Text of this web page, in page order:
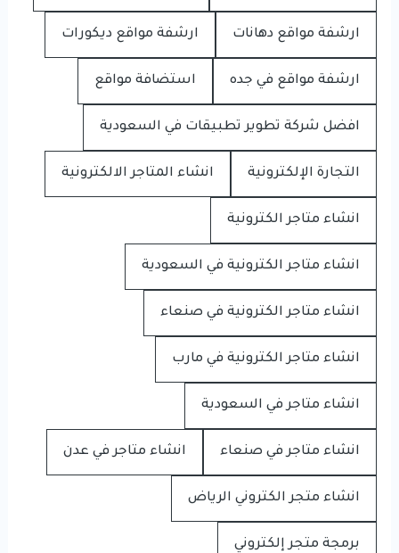
ارشفة مواقع دهانات ارشفة مواقع ديكورات
ارشفة مواقع في جده استضافة مواقع
افضل شركة تطوير تطبيقات في السعودية
التجارة الإلكترونية انشاء المتاجر الالكترونية
انشاء متاجر الكترونية
انشاء متاجر الكترونية في السعودية
انشاء متاجر الكترونية في صنعاء
انشاء متاجر الكترونية في مارب
انشاء متاجر في السعودية
انشاء متاجر في صنعاء انشاء متاجر في عدن
انشاء متجر الكتروني الرياض
برمجة متجر إلكتروني